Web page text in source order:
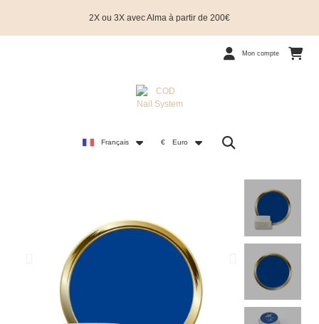
2X ou 3X avec Alma à partir de 200€
Mon compte
Français € Euro